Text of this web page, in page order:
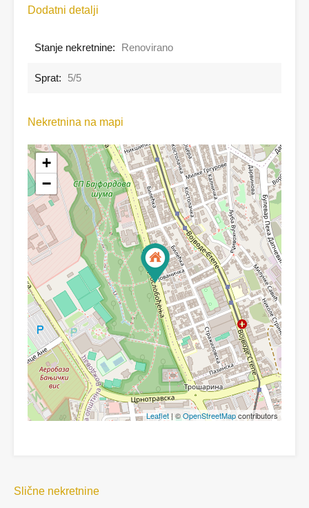
Dodatni detalji
Stanje nekretnine: Renovirano
Sprat: 5/5
Nekretnina na mapi
+
−
Leaflet| ©OpenStreetMapcontributors
Slične nekretnine